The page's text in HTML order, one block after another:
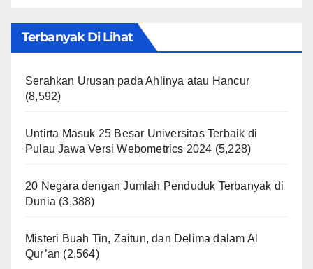
Terbanyak Di Lihat
Serahkan Urusan pada Ahlinya atau Hancur
(8,592)
Untirta Masuk 25 Besar Universitas Terbaik di
Pulau Jawa Versi Webometrics 2024 (5,228)
20 Negara dengan Jumlah Penduduk Terbanyak di
Dunia (3,388)
Misteri Buah Tin, Zaitun, dan Delima dalam Al
Qur’an (2,564)